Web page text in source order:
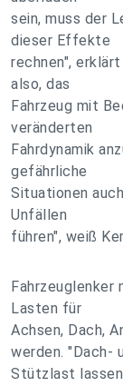
sein, muss der
dieser Effekte
rechnen",
also, das
Fahrzeug mit
veränderten
Fahrdynamik
gefährliche
Situationen
Unfällen
führen", weiß
Fahrzeuglenker
Lasten für
Achsen, Dach,
werden. "Dach-
Stützlast